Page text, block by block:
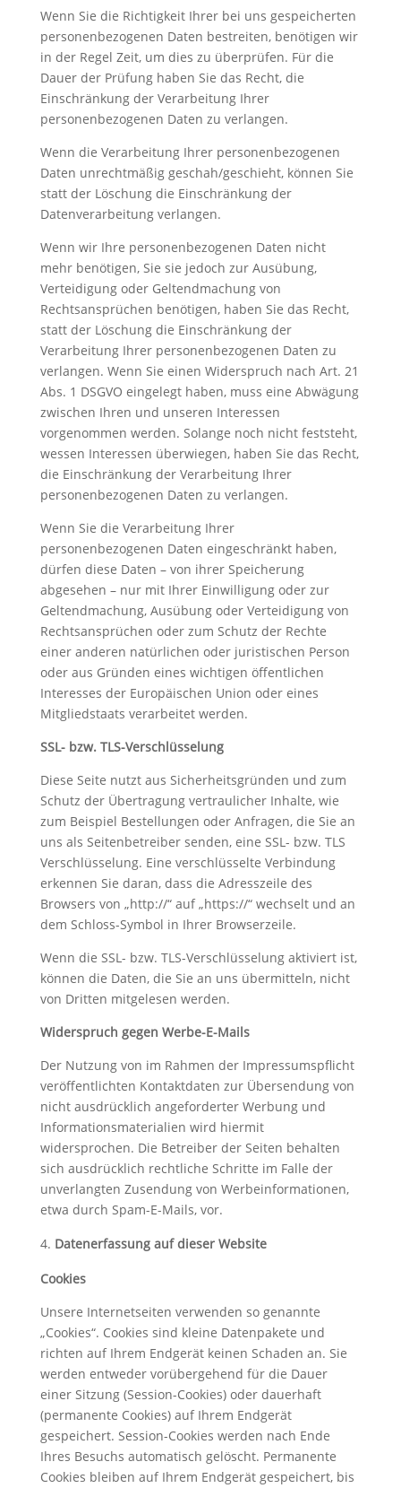
Wenn Sie die Richtigkeit Ihrer bei uns gespeicherten
personenbezogenen Daten bestreiten, benötigen wir
in der Regel Zeit, um dies zu überprüfen. Für die
Dauer der Prüfung haben Sie das Recht, die
Einschränkung der Verarbeitung Ihrer
personenbezogenen Daten zu verlangen.
Wenn die Verarbeitung Ihrer personenbezogenen
Daten unrechtmäßig geschah/geschieht, können Sie
statt der Löschung die Einschränkung der
Datenverarbeitung verlangen.
Wenn wir Ihre personenbezogenen Daten nicht
mehr benötigen, Sie sie jedoch zur Ausübung,
Verteidigung oder Geltendmachung von
Rechtsansprüchen benötigen, haben Sie das Recht,
statt der Löschung die Einschränkung der
Verarbeitung Ihrer personenbezogenen Daten zu
verlangen. Wenn Sie einen Widerspruch nach Art. 21
Abs. 1 DSGVO eingelegt haben, muss eine Abwägung
zwischen Ihren und unseren Interessen
vorgenommen werden. Solange noch nicht feststeht,
wessen Interessen überwiegen, haben Sie das Recht,
die Einschränkung der Verarbeitung Ihrer
personenbezogenen Daten zu verlangen.
Wenn Sie die Verarbeitung Ihrer
personenbezogenen Daten eingeschränkt haben,
dürfen diese Daten – von ihrer Speicherung
abgesehen – nur mit Ihrer Einwilligung oder zur
Geltendmachung, Ausübung oder Verteidigung von
Rechtsansprüchen oder zum Schutz der Rechte
einer anderen natürlichen oder juristischen Person
oder aus Gründen eines wichtigen öffentlichen
Interesses der Europäischen Union oder eines
Mitgliedstaats verarbeitet werden.
SSL- bzw. TLS-Verschlüsselung
Diese Seite nutzt aus Sicherheitsgründen und zum
Schutz der Übertragung vertraulicher Inhalte, wie
zum Beispiel Bestellungen oder Anfragen, die Sie an
uns als Seitenbetreiber senden, eine SSL- bzw. TLS
Verschlüsselung. Eine verschlüsselte Verbindung
erkennen Sie daran, dass die Adresszeile des
Browsers von „http://“ auf „https://“ wechselt und an
dem Schloss-Symbol in Ihrer Browserzeile.
Wenn die SSL- bzw. TLS-Verschlüsselung aktiviert ist,
können die Daten, die Sie an uns übermitteln, nicht
von Dritten mitgelesen werden.
Widerspruch gegen Werbe-E-Mails
Der Nutzung von im Rahmen der Impressumspflicht
veröffentlichten Kontaktdaten zur Übersendung von
nicht ausdrücklich angeforderter Werbung und
Informationsmaterialien wird hiermit
widersprochen. Die Betreiber der Seiten behalten
sich ausdrücklich rechtliche Schritte im Falle der
unverlangten Zusendung von Werbeinformationen,
etwa durch Spam-E-Mails, vor.
Datenerfassung auf dieser Website
Cookies
Unsere Internetseiten verwenden so genannte
„Cookies“. Cookies sind kleine Datenpakete und
richten auf Ihrem Endgerät keinen Schaden an. Sie
werden entweder vorübergehend für die Dauer
einer Sitzung (Session-Cookies) oder dauerhaft
(permanente Cookies) auf Ihrem Endgerät
gespeichert. Session-Cookies werden nach Ende
Ihres Besuchs automatisch gelöscht. Permanente
Cookies bleiben auf Ihrem Endgerät gespeichert, bis